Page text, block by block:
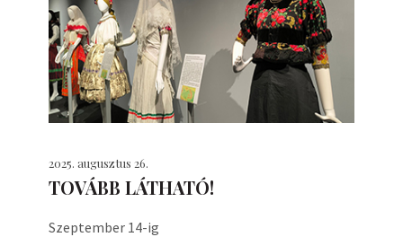
2025. augusztus 26.
TOVÁBB LÁTHATÓ!
Szeptember 14-ig